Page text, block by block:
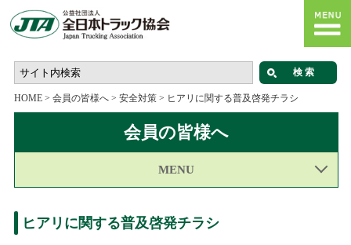
HOME> 会員の皆様へ> 安全対策> ヒアリに関する普及啓発チラシ
会員の皆様へ
MENU
ヒアリに関する普及啓発チラシ